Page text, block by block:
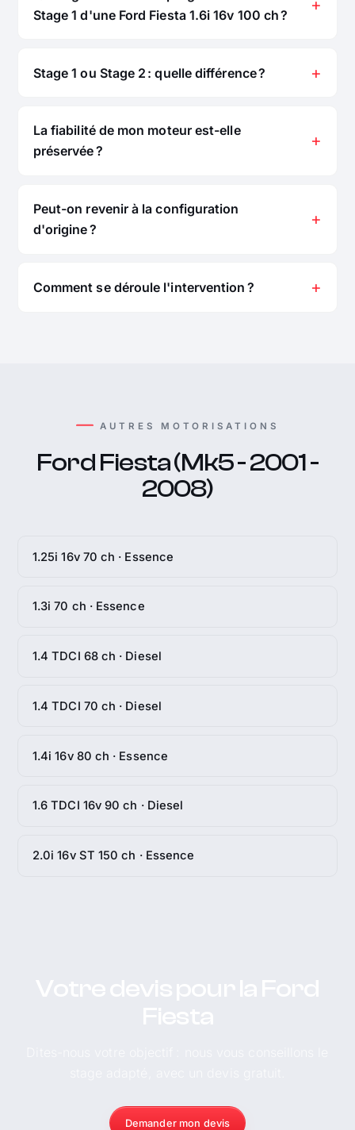
Stage 1 d'une Ford Fiesta 1.6i 16v 100 ch ?
Stage 1 ou Stage 2 : quelle différence ?
La fiabilité de mon moteur est-elle
préservée ?
Peut-on revenir à la configuration
d'origine ?
Comment se déroule l'intervention ?
AUTRES MOTORISATIONS
Ford Fiesta (Mk5 - 2001 -
2008)
1.25i 16v 70 ch · Essence
1.3i 70 ch · Essence
1.4 TDCI 68 ch · Diesel
1.4 TDCI 70 ch · Diesel
1.4i 16v 80 ch · Essence
1.6 TDCI 16v 90 ch · Diesel
2.0i 16v ST 150 ch · Essence
Demander mon devis